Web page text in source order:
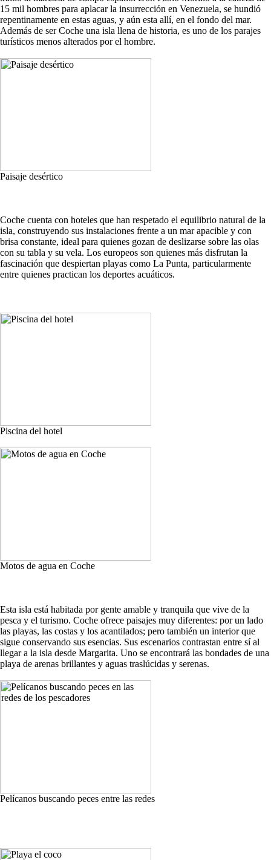
15 mil hombres para aplacar la insurrección en Venezuela, se hundió
repentinamente en estas aguas, y aún esta allí, en el fondo del mar.
Además de ser Coche una isla llena de historia, es uno de los parajes
turísticos menos alterados por el hombre.
Paisaje desértico
Coche cuenta con hoteles que han respetado el equilibrio natural de la
isla, construyendo sus instalaciones frente a un mar apacible y con
brisa constante, ideal para quienes gozan de deslizarse sobre las olas
con su tabla y su vela. Los europeos son quienes más disfrutan la
fascinación que despiertan playas como La Punta, particularmente
entre quienes practican los deportes acuáticos.
Piscina del hotel
Motos de agua en Coche
Esta isla está habitada por gente amable y tranquila que vive de la
pesca y el turismo. Coche ofrece paisajes muy diferentes: por un lado
las playas, las costas y los acantilados; pero también un interior que
sigue conservando sus esencias. Sus escenarios contrastan entre sí al
llegar a la isla desde Margarita. Uno se encontrará las bondades de una
playa de arenas brillantes y aguas traslúcidas y serenas.
Pelícanos buscando peces entre las redes